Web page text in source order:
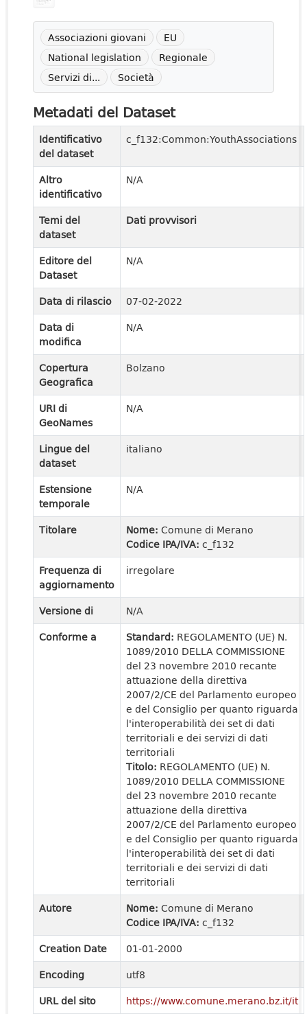
Associazioni giovani
EU
National legislation
Regionale
Servizi di...
Società
Metadati del Dataset
Identificativo
del dataset
c_f132:Common:YouthAssociations
Altro
identificativo
N/A
Temi del
dataset
Dati provvisori
Editore del
Dataset
N/A
Data di rilascio
07-02-2022
Data di
modifica
N/A
Copertura
Geografica
Bolzano
URI di
GeoNames
N/A
Lingue del
dataset
italiano
Estensione
temporale
N/A
Titolare Nome: Comune di Merano
Codice IPA/IVA: c_f132
Frequenza di
aggiornamento
irregolare
Versione di
N/A
Conforme a
Standard: REGOLAMENTO (UE) N.
1089/2010 DELLA COMMISSIONE
del 23 novembre 2010 recante
attuazione della direttiva
2007/2/CE del Parlamento europeo
e del Consiglio per quanto riguarda
l'interoperabilità dei set di dati
territoriali e dei servizi di dati
territoriali
Titolo: REGOLAMENTO (UE) N.
1089/2010 DELLA COMMISSIONE
del 23 novembre 2010 recante
attuazione della direttiva
2007/2/CE del Parlamento europeo
e del Consiglio per quanto riguarda
l'interoperabilità dei set di dati
territoriali e dei servizi di dati
territoriali
Autore
Nome: Comune di Merano
Codice IPA/IVA: c_f132
Creation Date
01-01-2000
Encoding
utf8
URL del sito
https://www.comune.merano.bz.it/it